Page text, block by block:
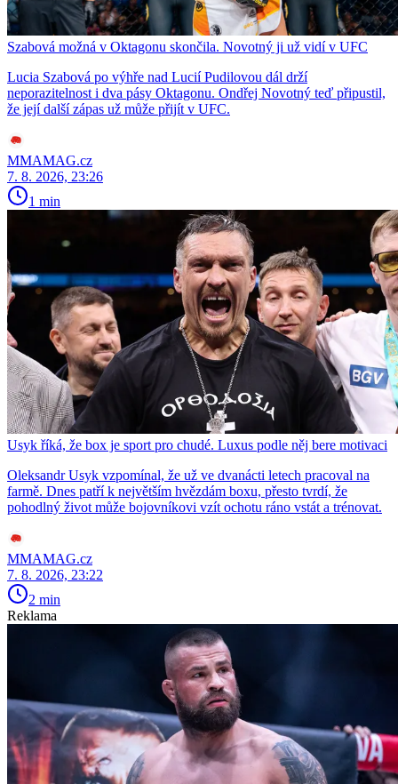
Szabová možná v Oktagonu skončila. Novotný ji už vidí v UFC
Lucia Szabová po výhře nad Lucií Pudilovou dál drží
neporazitelnost i dva pásy Oktagonu. Ondřej Novotný teď připustil,
že její další zápas už může přijít v UFC.
MMAMAG.cz
7. 8. 2026, 23:26
1 min
Usyk říká, že box je sport pro chudé. Luxus podle něj bere motivaci
Oleksandr Usyk vzpomínal, že už ve dvanácti letech pracoval na
farmě. Dnes patří k největším hvězdám boxu, přesto tvrdí, že
pohodlný život může bojovníkovi vzít ochotu ráno vstát a trénovat.
MMAMAG.cz
7. 8. 2026, 23:22
2 min
Reklama